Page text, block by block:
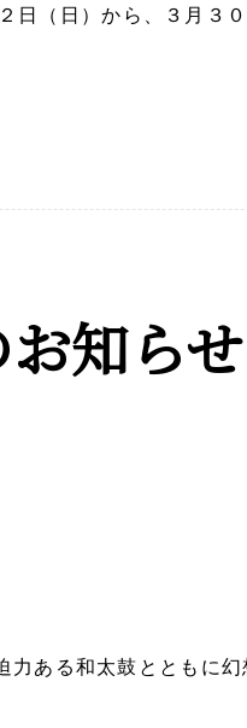
（日）から、３月３
知らせ
ある和太鼓とともに